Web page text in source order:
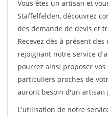
Vous êtes un artisan et
Staffelfelden, découvrez
des demande de devis et
Recevez dès à présent
rejoignant notre service
pourrez ainsi proposer vos
particuliers proches de
auront besoin d'un artisan
L'utilisation de notre